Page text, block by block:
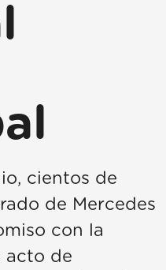
cientos de
de Mercedes
con la
acto de